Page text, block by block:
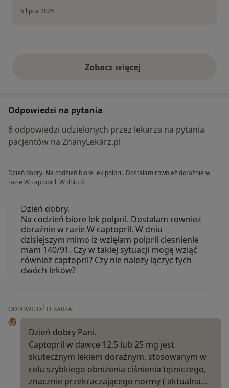
6 lipca 2026
Zobacz więcejopinie powyżej
Odpowiedzi na pytania
6 odpowiedzi udzielonych przez lekarza na pytania
pacjentów na ZnanyLekarz.pl
Dzień dobry. Na codzień biore lek polpril. Dostałam rownież doraźnie w
razie W captopril. W dniu d
Dzień dobry.
Na codzień biore lek polpril. Dostałam rownież
doraźnie w razie W captopril. W dniu
dzisiejszym mimo iz wzięłam polpril ciesnienie
mam 140/91. Czy w takiej sytuacji mogę wziąć
również captopril? Czy nie nalezy łączyc tych
dwóch leków?
ODPOWIEDŹ LEKARZA:
Dzień dobry Pani.
Captopril w dawce 12,5 lub 25 mg jest
skutecznym lekiem doraźnym, stosowanym w
celu szybkiego obniżenia ciśnienia tętniczego,
znacznie przekraczającego normy ( aktualna…